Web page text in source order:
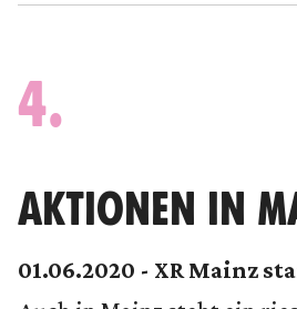
4.
AKTIONEN IN
01.06.2020 - XR Mainz